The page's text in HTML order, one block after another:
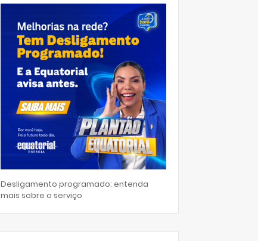
Desligamento programado: entenda
mais sobre o serviço